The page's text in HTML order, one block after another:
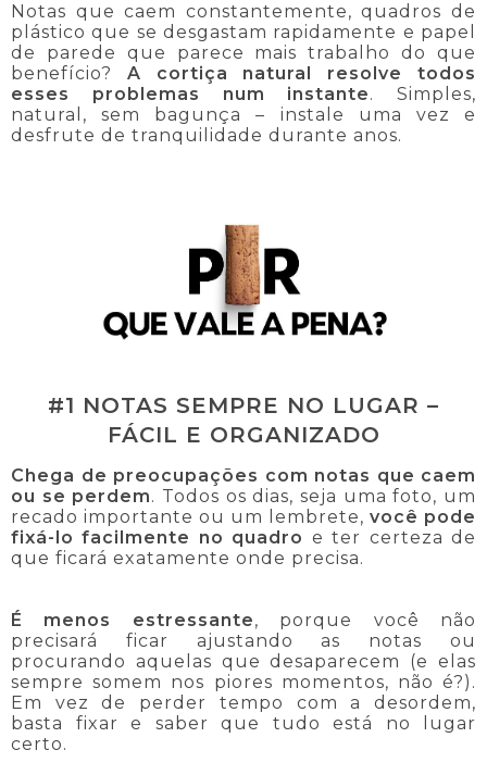
Notas que caem constantemente, quadros de
plástico que se desgastam rapidamente e papel
de parede que parece mais trabalho do que
benefício? A cortiça natural resolve todos
esses problemas num instante. Simples,
natural, sem bagunça – instale uma vez e
desfrute de tranquilidade durante anos.
#1 NOTAS SEMPRE NO LUGAR –
FÁCIL E ORGANIZADO
Chega de preocupações com notas que caem
ou se perdem. Todos os dias, seja uma foto, um
recado importante ou um lembrete, você pode
fixá-lo facilmente no quadro e ter certeza de
que ficará exatamente onde precisa.
É menos estressante, porque você não
precisará ficar ajustando as notas ou
procurando aquelas que desaparecem (e elas
sempre somem nos piores momentos, não é?).
Em vez de perder tempo com a desordem,
basta fixar e saber que tudo está no lugar
certo.